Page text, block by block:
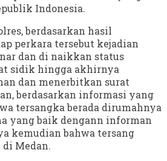
Indonesia.
berdasarkan hasil
perkara tersebut kejadian
dan di naikkan status
sidik hingga akhirnya
dan menerbitkan surat
berdasarkan informasi yang
tersangka berada dirumahnya
yang baik dengann informan
kemudian bahwa tersang
di Medan.